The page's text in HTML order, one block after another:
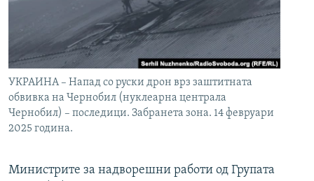
УКРАИНА – Напад со руски дрон врз заштитната
обвивка на Чернобил (нуклеарна централа
Чернобил) – последици. Забранета зона. 14 февруари
2025 година.
Министрите за надворешни работи од Групата